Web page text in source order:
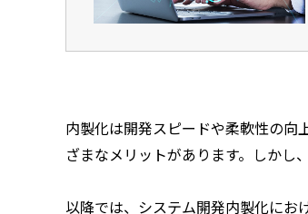
内製化は開発スピードや柔軟性の
ざまなメリットがあります。しかし、
以降では、システム開発内製化にお